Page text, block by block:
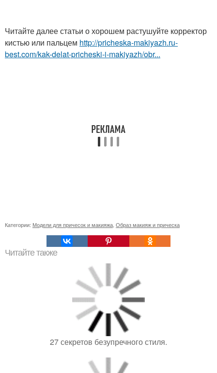
Читайте далее статьи о хорошем растушуйте корректор
кистью или пальцем http://pricheska-makiyazh.ru-
best.com/kak-delat-pricheski-i-makiyazh/obr...
Категории: Модели для причесок и макияжа Образ макияж и прическа
Читайте также
27 секретов безупречного стиля.